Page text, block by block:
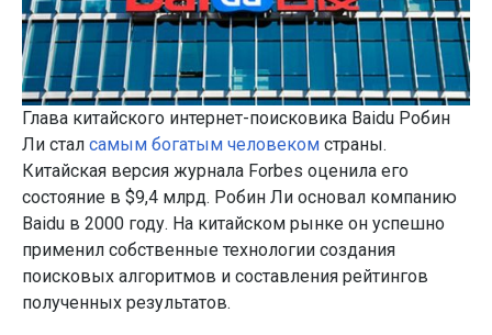
Глава китайского интернет-поисковика Baidu Робин
Ли стал самым богатым человеком страны.
Китайская версия журнала Forbes оценила его
состояние в $9,4 млрд. Робин Ли основал компанию
Baidu в 2000 году. На китайском рынке он успешно
применил собственные технологии создания
поисковых алгоритмов и составления рейтингов
полученных результатов.